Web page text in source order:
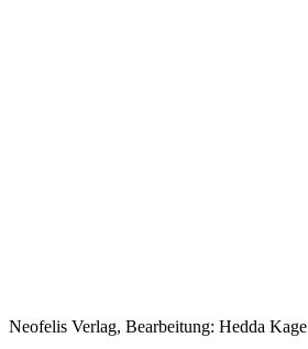
Neofelis Verlag, Bearbeitung: Hedda Kage